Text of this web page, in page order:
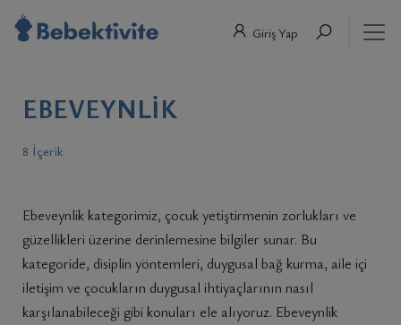
Giriş Yap
EBEVEYNLIK
8 İçerik
Ebeveynlik kategorimiz, çocuk yetiştirmenin zorlukları ve
güzellikleri üzerine derinlemesine bilgiler sunar. Bu
kategoride, disiplin yöntemleri, duygusal bağ kurma, aile içi
iletişim ve çocukların duygusal ihtiyaçlarının nasıl
karşılanabileceği gibi konuları ele alıyoruz. Ebeveynlik